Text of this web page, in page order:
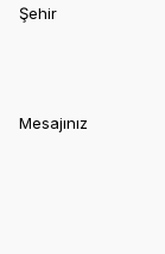
Şehir
Mesajınız